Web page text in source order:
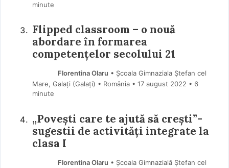
minute
Flipped classroom – o nouă
abordare în formarea
competențelor secolului 21
Florentina Olaru • Școala Gimnaziala Ștefan cel
Mare, Galați (Galaţi) • România
17 august 2022 • 6
minute
„Poveşti care te ajută să crești”-
sugestii de activități integrate la
clasa I
Florentina Olaru • Școala Gimnazială Ștefan cel